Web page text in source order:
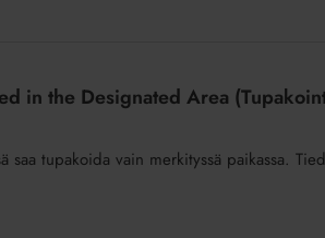
in the Designated Area
tupakoida vain merkityssä paikassa.